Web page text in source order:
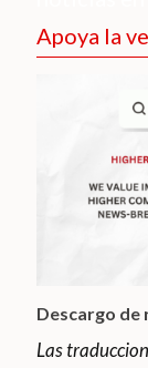
Apoya la
Descargo
Las